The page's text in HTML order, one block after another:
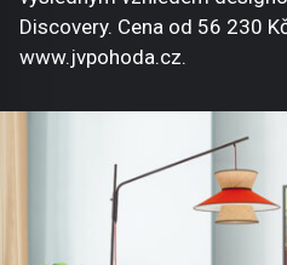
Discovery. Cena od 56 230
www.jvpohoda.cz.